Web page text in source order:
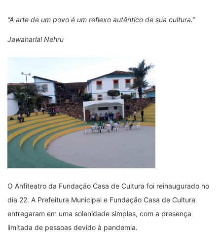
“A arte de um povo é um reflexo autêntico de sua cultura.”
Jawaharlal Nehru
O Anfiteatro da Fundação Casa de Cultura foi reinaugurado no
dia 22. A Prefeitura Municipal e Fundação Casa de Cultura
entregaram em uma solenidade simples, com a presença
limitada de pessoas devido à pandemia.